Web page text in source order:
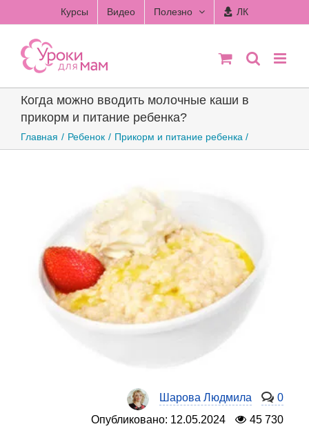
to
content
Курсы Видео Полезно ЛК
Когда можно вводить молочные каши в
прикорм и питание ребенка?
Главная Ребенок Прикорм и питание ребенка
Шарова Людмила
0
Опубликовано: 12.05.2024
45 730